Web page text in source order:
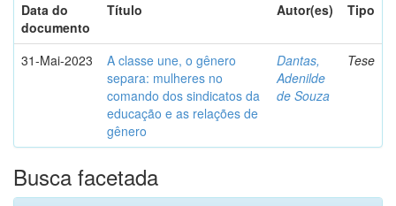
Data do
documento
Título Autor(es) Tipo
31-Mai-2023
A classe une, o gênero
separa: mulheres no
comando dos sindicatos da
educação e as relações de
gênero
Dantas,
Adenilde
de Souza
Tese
Busca facetada